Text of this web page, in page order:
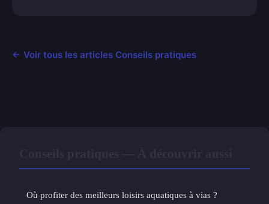
← Voir tous les articles Conseils pratiques
Où profiter des meilleurs loisirs aquatiques à vias ?